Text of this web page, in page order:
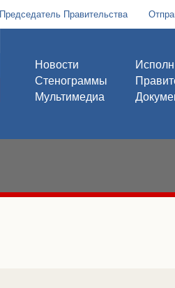
Председатель Правительства
Новости
Стенограммы
Мультимедиа